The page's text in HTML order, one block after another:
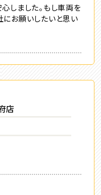
しました。もし車両を
お願いしたいと思い
店